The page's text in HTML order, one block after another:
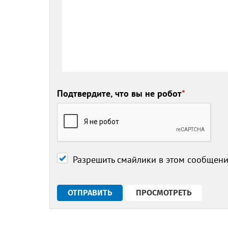
Подтвердите, что вы не робот*
Разрешить смайлики в этом